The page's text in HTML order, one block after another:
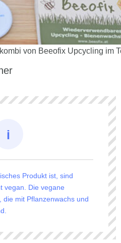
von Beeofix Upcycling im
Produkt ist, sind
vegan. Die vegane
die mit Pflanzenwachs und